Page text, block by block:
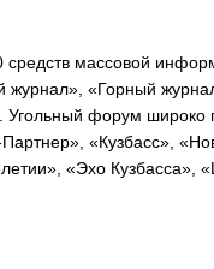
средств массовой
«Горный журнал
форум широко
«Кузбасс»,
«Эхо Кузбасса»,